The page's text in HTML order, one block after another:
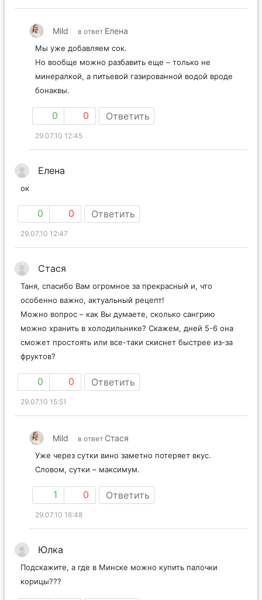
Mild в ответ Елена
Мы уже добавляем сок.
Но вообще можно разбавить еще – только не
минералкой, а питьевой газированной водой вроде
бонаквы.
0 0 Ответить
29.07.10 12:45
Елена
ок
0 0 Ответить
29.07.10 12:47
Стася
Таня, спасибо Вам огромное за прекрасный и, что
особенно важно, актуальный рецепт!
Можно вопрос – как Вы думаете, сколько сангрию
можно хранить в холодильнике? Скажем, дней 5-6 она
сможет простоять или все-таки скиснет быстрее из-за
фруктов?
0 0 Ответить
29.07.10 15:51
Mild в ответ Стася
Уже через сутки вино заметно потеряет вкус.
Словом, сутки – максимум.
1 0 Ответить
29.07.10 16:48
Юлка
Подскажите, а где в Минске можно купить палочки
корицы???